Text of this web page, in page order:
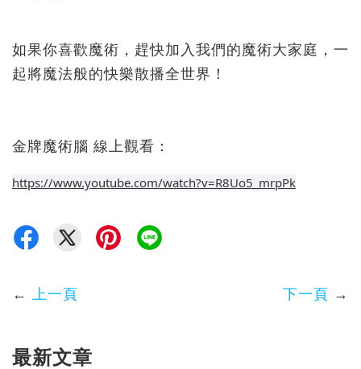
如果你喜歡魔術，趕快加入我們的魔術大家庭，一
起將魔法般的快樂散播全世界！
金牌魔術腦 線上觀看：
https://www.youtube.com/watch?v=R8Uo5_mrpPk
← 上一頁 下一頁 →
最新文章